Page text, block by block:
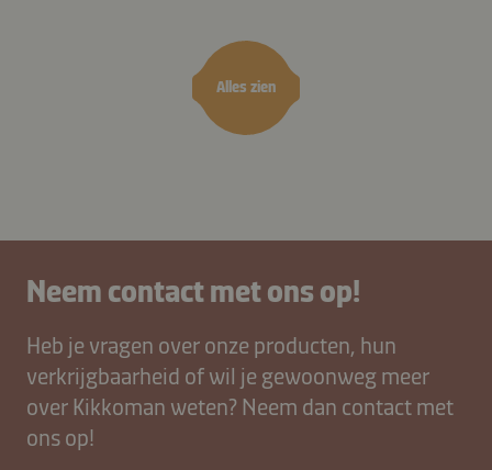
Alles zien
Neem contact met ons op!
Heb je vragen over onze producten, hun
verkrijgbaarheid of wil je gewoonweg meer
over Kikkoman weten? Neem dan contact met
ons op!